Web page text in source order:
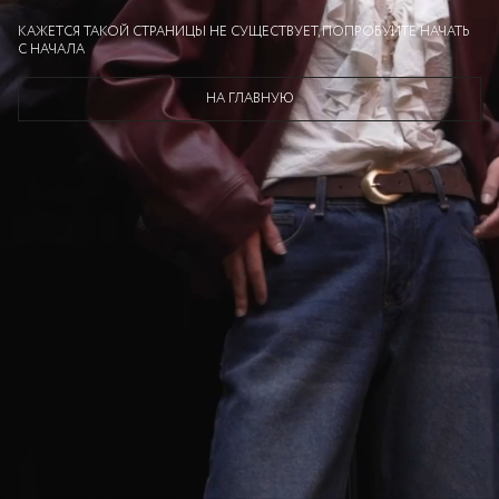
КАЖЕТСЯ ТАКОЙ СТРАНИЦЫ НЕ СУЩЕСТВУЕТ, ПОПРОБУЙТЕ НАЧАТЬ
С НАЧАЛА
НА ГЛАВНУЮ